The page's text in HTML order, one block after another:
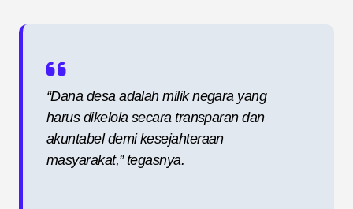
“Dana desa adalah milik negara yang
harus dikelola secara transparan dan
akuntabel demi kesejahteraan
masyarakat,” tegasnya.